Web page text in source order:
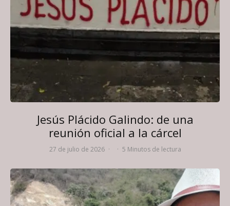
Jesús Plácido Galindo: de una
reunión oficial a la cárcel
27 de julio de 2026 · · 5 Minutos de lectura